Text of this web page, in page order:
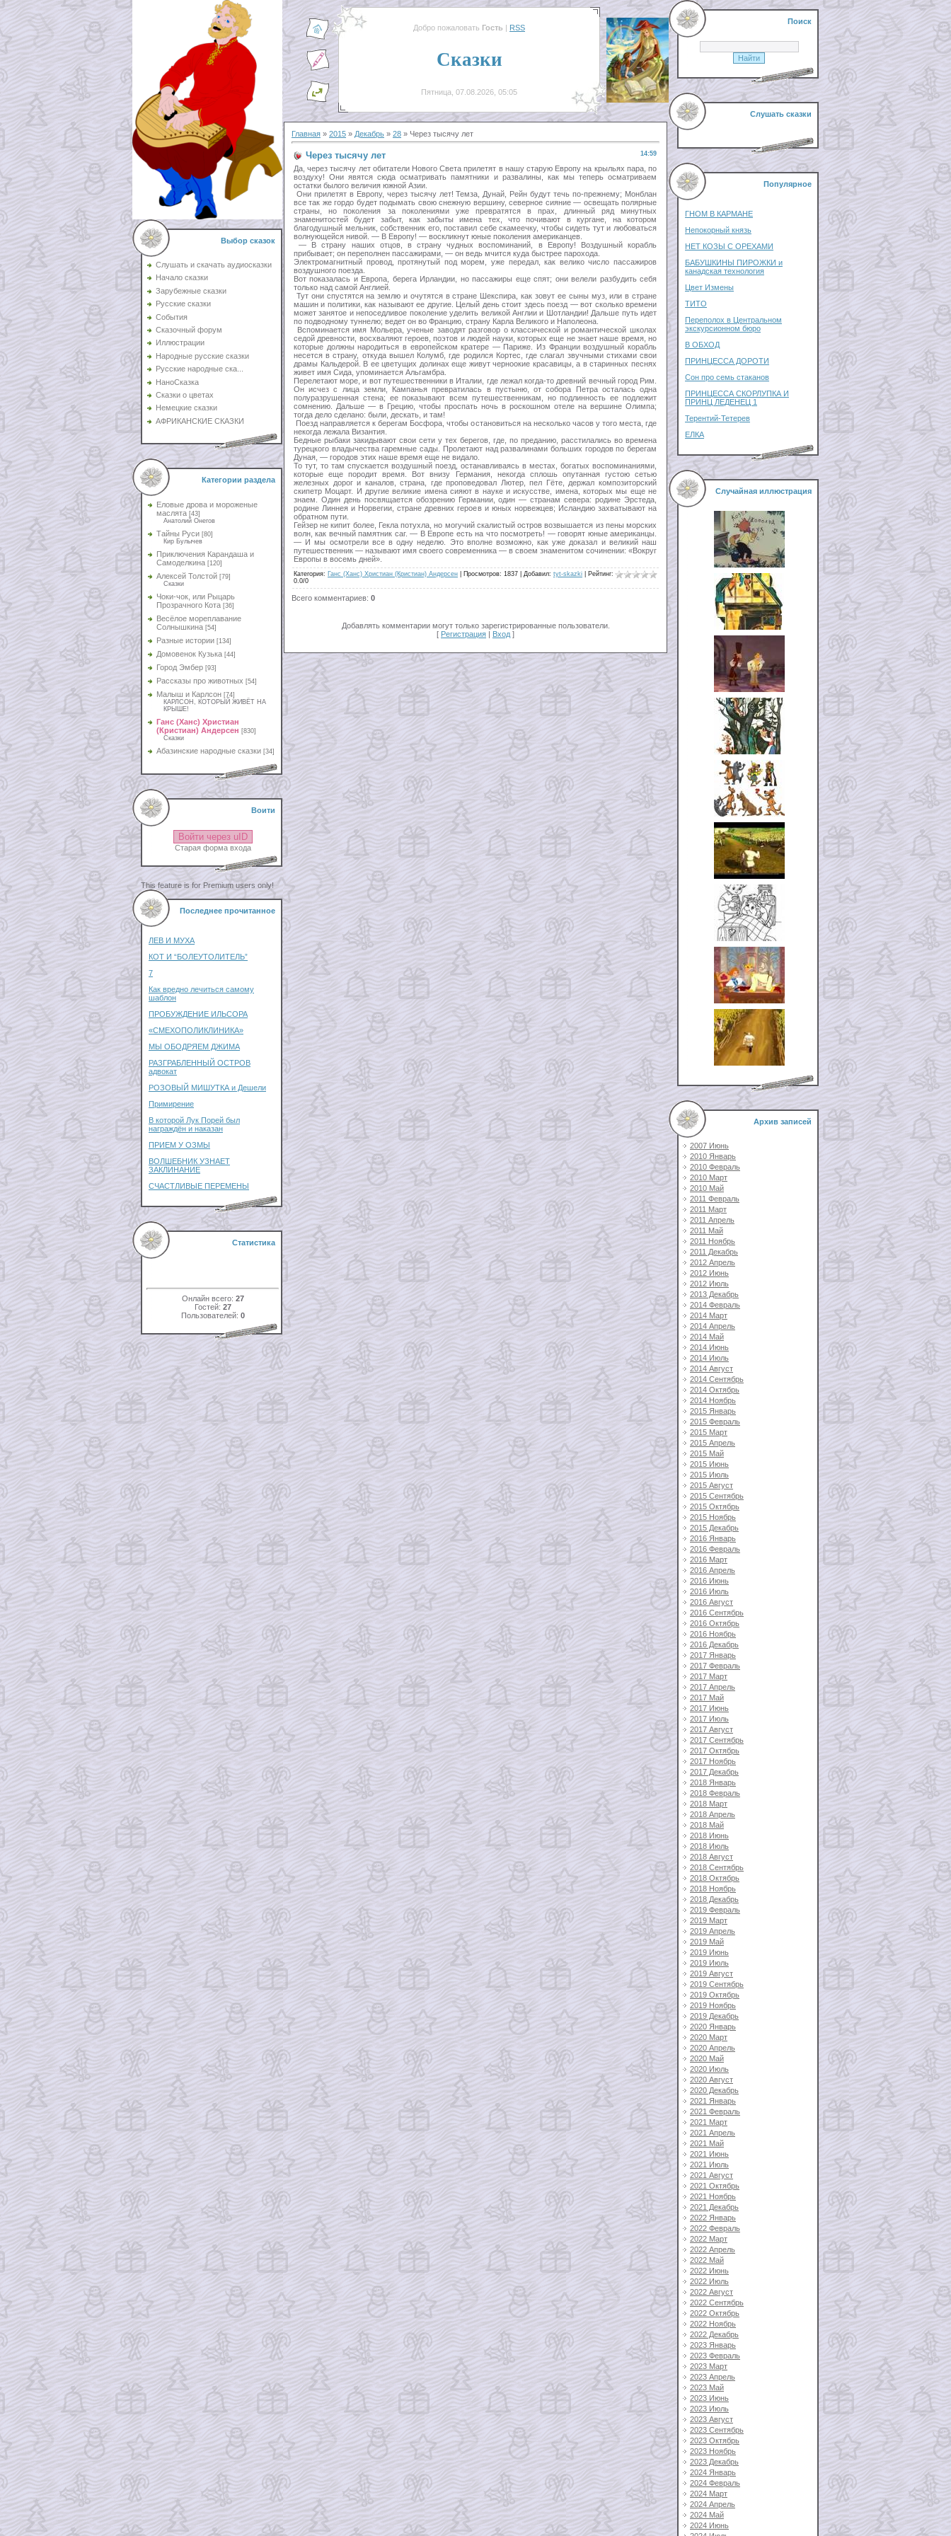
Выбор сказок
Слушать и скачать аудиосказки
Начало сказки
Зарубежные сказки
Русские сказки
События
Сказочный форум
Иллюстрации
Народные русские сказки
Русские народные ска...
НаноСказка
Сказки о цветах
Немецкие сказки
АФРИКАНСКИЕ СКАЗКИ
Категории раздела
Еловые дрова и мороженые
маслята [43]
Анатолий Онегов
Тайны Руси [80]
Кир Булычев
Приключения Карандаша и
Самоделкина [120]
Алексей Толстой [79]
Сказки
Чоки-чок, или Рыцарь
Прозрачного Кота [36]
Весёлое мореплавание
Солнышкина [54]
Разные истории [134]
Домовенок Кузька [44]
Город Эмбер [93]
Рассказы про животных [54]
Малыш и Карлсон [74]
КАРЛСОН, КОТОРЫЙ ЖИВЁТ НА
КРЫШЕ!
Ганс (Ханс) Христиан
(Кристиан) Андерсен [830]
Сказки
Абазинские народные сказки [34]
Воити
Войти через uID
Старая форма входа
This feature is for Premium users only!
Последнее прочитанное
ЛЕВ И МУХА
КОТ И “БОЛЕУТОЛИТЕЛЬ”
7
Как вредно лечиться самому
шаблон
ПРОБУЖДЕНИЕ ИЛЬСОРА
«СМЕХОПОЛИКЛИНИКА»
МЫ ОБОДРЯЕМ ДЖИМА
РАЗГРАБЛЕННЫЙ ОСТРОВ
адвокат
РОЗОВЫЙ МИШУТКА и Дешели
Примирение
В которой Лук Порей был
награждён и наказан
ПРИЕМ У ОЗМЫ
ВОЛШЕБНИК УЗНАЕТ
ЗАКЛИНАНИЕ
СЧАСТЛИВЫЕ ПЕРЕМЕНЫ
Статистика
Онлайн всего: 27
Гостей: 27
Пользователей: 0
Добро пожаловать Гость | RSS
Сказки
Пятница, 07.08.2026, 05:05
Главная » 2015 » Декабрь » 28 » Через тысячу лет
14:59
Через тысячу лет
Да, через тысячу лет обитатели Нового Света прилетят в нашу старую Европу на крыльях пара, по
воздуху! Они явятся сюда осматривать памятники и развалины, как мы теперь осматриваем
остатки былого величия южной Азии.
Они прилетят в Европу, через тысячу лет! Темза, Дунай, Рейн будут течь по-прежнему; Монблан
все так же гордо будет подымать свою снежную вершину, северное сияние — освещать полярные
страны, но поколения за поколениями уже превратятся в прах, длинный ряд минутных
знаменитостей будет забыт, как забыты имена тех, что почивают в кургане, на котором
благодушный мельник, собственник его, поставил себе скамеечку, чтобы сидеть тут и любоваться
волнующейся нивой. — В Европу! — воскликнут юные поколения американцев.
— В страну наших отцов, в страну чудных воспоминаний, в Европу! Воздушный корабль
прибывает; он переполнен пассажирами, — он ведь мчится куда быстрее парохода.
Электромагнитный провод, протянутый под морем, уже передал, как велико число пассажиров
воздушного поезда.
Вот показалась и Европа, берега Ирландии, но пассажиры еще спят; они велели разбудить себя
только над самой Англией.
Тут они спустятся на землю и очутятся в стране Шекспира, как зовут ее сыны муз, или в стране
машин и политики, как называют ее другие. Целый день стоит здесь поезд — вот сколько времени
может занятое и непоседливое поколение уделить великой Англии и Шотландии! Дальше путь идет
по подводному туннелю; ведет он во Францию, страну Карла Великого и Наполеона.
Вспоминается имя Мольера, ученые заводят разговор о классической и романтической школах
седой древности, восхваляют героев, поэтов и людей науки, которых еще не знает наше время, но
которые должны народиться в европейском кратере — Париже. Из Франции воздушный корабль
несется в страну, откуда вышел Колумб, где родился Кортес, где слагал звучными стихами свои
драмы Кальдерой. В ее цветущих долинах еще живут черноокие красавицы, а в старинных песнях
живет имя Сида, упоминается Альгамбра.
Перелетают море, и вот путешественники в Италии, где лежал когда-то древний вечный город Рим.
Он исчез с лица земли, Кампанья превратилась в пустыню, от собора Петра осталась одна
полуразрушенная стена; ее показывают всем путешественникам, но подлинность ее подлежит
сомнению. Дальше — в Грецию, чтобы проспать ночь в роскошном отеле на вершине Олимпа;
тогда дело сделано: были, дескать, и там!
Поезд направляется к берегам Босфора, чтобы остановиться на несколько часов у того места, где
некогда лежала Византия.
Бедные рыбаки закидывают свои сети у тех берегов, где, по преданию, расстилались во времена
турецкого владычества гаремные сады. Пролетают над развалинами больших городов по берегам
Дуная, — городов этих наше время еще не видало.
То тут, то там спускается воздушный поезд, останавливаясь в местах, богатых воспоминаниями,
которые еще породит время. Вот внизу Германия, некогда сплошь опутанная густою сетью
железных дорог и каналов, страна, где проповедовал Лютер, пел Гёте, держал композиторский
скипетр Моцарт. И другие великие имена сияют в науке и искусстве, имена, которых мы еще не
знаем. Один день посвящается обозрению Германии, один — странам севера: родине Эрстеда,
родине Линнея и Норвегии, стране древних героев и юных норвежцев; Исландию захватывают на
обратном пути.
Гейзер не кипит более, Гекла потухла, но могучий скалистый остров возвышается из пены морских
волн, как вечный памятник саг. — В Европе есть на что посмотреть! — говорят юные американцы.
— И мы осмотрели все в одну неделю. Это вполне возможно, как уже доказал и великий наш
путешественник — называют имя своего современника — в своем знаменитом сочинении: «Вокруг
Европы в восемь дней».
Категория: Ганс (Ханс) Христиан (Кристиан) Андерсен Просмотров: 1837 Добавил: tyt-skazki Рейтинг:
0.0/0
Всего комментариев: 0
Добавлять комментарии могут только зарегистрированные пользователи.
[ Регистрация | Вход ]
Поиск
Слушать сказки
Популярное
ГНОМ В КАРМАНЕ
Непокорный князь
НЕТ КОЗЫ С ОРЕХАМИ
БАБУШКИНЫ ПИРОЖКИ и
канадская технология
Цвет Измены
ТИТО
Переполох в Центральном
экскурсионном бюро
В ОБХОД
ПРИНЦЕССА ДОРОТИ
Сон про семь стаканов
ПРИНЦЕССА СКОРЛУПКА И
ПРИНЦ ЛЕДЕНЕЦ 1
Терентий-Тетерев
ЕЛКА
Случайная иллюстрация
Архив записей
2007 Июнь
2010 Январь
2010 Февраль
2010 Март
2010 Май
2011 Февраль
2011 Март
2011 Апрель
2011 Май
2011 Ноябрь
2011 Декабрь
2012 Апрель
2012 Июнь
2012 Июль
2013 Декабрь
2014 Февраль
2014 Март
2014 Апрель
2014 Май
2014 Июнь
2014 Июль
2014 Август
2014 Сентябрь
2014 Октябрь
2014 Ноябрь
2015 Январь
2015 Февраль
2015 Март
2015 Апрель
2015 Май
2015 Июнь
2015 Июль
2015 Август
2015 Сентябрь
2015 Октябрь
2015 Ноябрь
2015 Декабрь
2016 Январь
2016 Февраль
2016 Март
2016 Апрель
2016 Июнь
2016 Июль
2016 Август
2016 Сентябрь
2016 Октябрь
2016 Ноябрь
2016 Декабрь
2017 Январь
2017 Февраль
2017 Март
2017 Апрель
2017 Май
2017 Июнь
2017 Июль
2017 Август
2017 Сентябрь
2017 Октябрь
2017 Ноябрь
2017 Декабрь
2018 Январь
2018 Февраль
2018 Март
2018 Апрель
2018 Май
2018 Июнь
2018 Июль
2018 Август
2018 Сентябрь
2018 Октябрь
2018 Ноябрь
2018 Декабрь
2019 Февраль
2019 Март
2019 Апрель
2019 Май
2019 Июнь
2019 Июль
2019 Август
2019 Сентябрь
2019 Октябрь
2019 Ноябрь
2019 Декабрь
2020 Январь
2020 Март
2020 Апрель
2020 Май
2020 Июль
2020 Август
2020 Декабрь
2021 Январь
2021 Февраль
2021 Март
2021 Апрель
2021 Май
2021 Июнь
2021 Июль
2021 Август
2021 Октябрь
2021 Ноябрь
2021 Декабрь
2022 Январь
2022 Февраль
2022 Март
2022 Апрель
2022 Май
2022 Июнь
2022 Июль
2022 Август
2022 Сентябрь
2022 Октябрь
2022 Ноябрь
2022 Декабрь
2023 Январь
2023 Февраль
2023 Март
2023 Апрель
2023 Май
2023 Июнь
2023 Июль
2023 Август
2023 Сентябрь
2023 Октябрь
2023 Ноябрь
2023 Декабрь
2024 Январь
2024 Февраль
2024 Март
2024 Апрель
2024 Май
2024 Июнь